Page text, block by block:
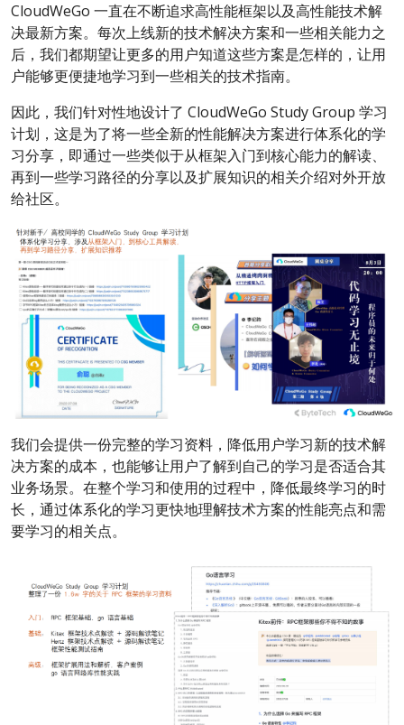
CloudWeGo 一直在不断追求高性能框架以及高性能技术解
决最新方案。每次上线新的技术解决方案和一些相关能力之
后，我们都期望让更多的用户知道这些方案是怎样的，让用
户能够更便捷地学习到一些相关的技术指南。
因此，我们针对性地设计了 CloudWeGo Study Group 学习
计划，这是为了将一些全新的性能解决方案进行体系化的学
习分享，即通过一些类似于从框架入门到核心能力的解读、
再到一些学习路径的分享以及扩展知识的相关介绍对外开放
给社区。
我们会提供一份完整的学习资料，降低用户学习新的技术解
决方案的成本，也能够让用户了解到自己的学习是否适合其
业务场景。在整个学习和使用的过程中，降低最终学习的时
长，通过体系化的学习更快地理解技术方案的性能亮点和需
要学习的相关点。